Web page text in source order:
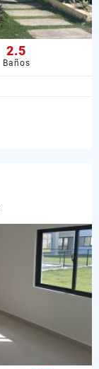
2.5
Baños